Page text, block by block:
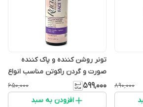
۸۹۰٬۰۰۰
تونر روشن کننده و پاک کننده
صورت و گردن راکوتن مناسب انواع
پوست
۵۹۹٬۰۰۰ ۶۵۰٬۰۰۰
افزودن به سبد